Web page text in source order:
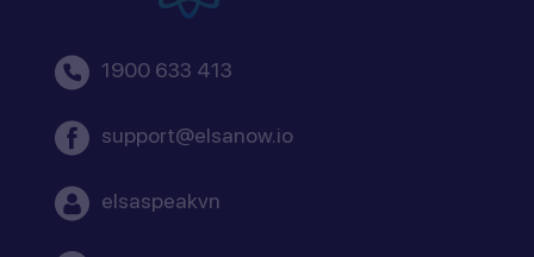
1900 633 413
support@elsanow.io
elsaspeakvn